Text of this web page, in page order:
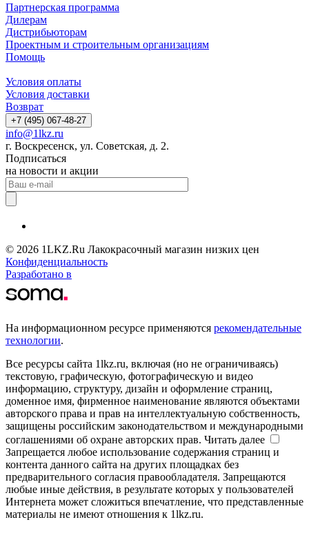
Партнерская программа
Дилерам
Дистрибьюторам
Проектным и строительным организациям
Помощь
Условия оплаты
Условия доставки
Возврат
+7 (495) 067-48-27
info@1lkz.ru
г. Воскресенск, ул. Советская, д. 2.
Подписаться
на новости и акции
© 2026 1LKZ.Ru Лакокрасочный магазин низких цен
Конфиденциальность
Разработано в
На информационном ресурсе применяются рекомендательные
технологии.
Все ресурсы сайта 1lkz.ru, включая (но не ограничиваясь)
текстовую, графическую, фотографическую и видео
информацию, структуру, дизайн и оформление страниц,
доменное имя, фирменное наименование являются объектами
авторского права и прав на интеллектуальную собственность,
защищены российским законодательством и международными
соглашениями об охране авторских прав. Читать далее
Запрещается любое использование содержания страниц и
контента данного сайта на других площадках без
предварительного согласия правообладателя. Запрещаются
любые иные действия, в результате которых у пользователей
Интернета может сложиться впечатление, что представленные
материалы не имеют отношения к 1lkz.ru.